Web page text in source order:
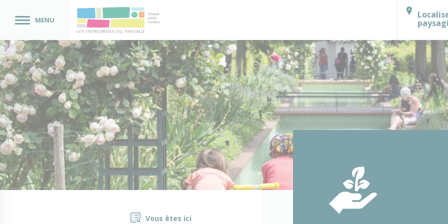
MENU
Vous êtes ici